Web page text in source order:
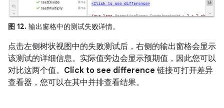
图 12. 输出窗格中的测试失败详情。
点击左侧树状视图中的失败测试后，右侧的输出窗格会显示
该测试的详细信息。实际值旁边会显示预期值，因此您可以
对比这两个值。 Click to see difference 链接可打开差异
查看器，您可以在其中并排查看结果。